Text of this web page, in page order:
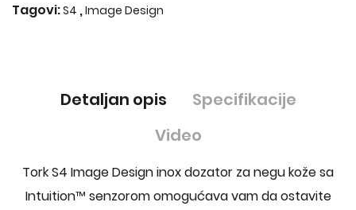
Tagovi:S4 ,Image Design
Detaljan opis
Specifikacije
Video
Tork S4 Image Design inox dozator za negu kože sa
Intuition™ senzorom omogućava vam da ostavite